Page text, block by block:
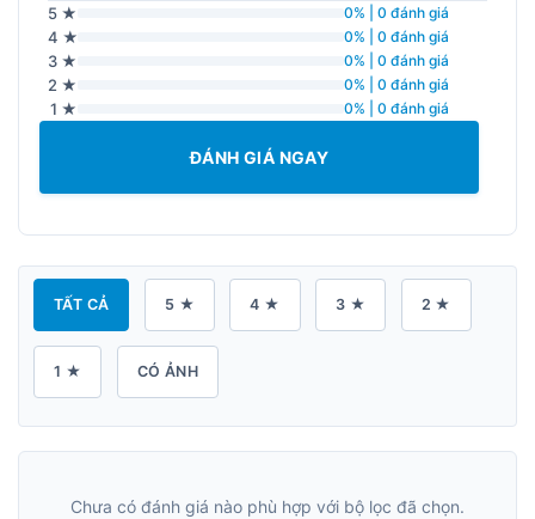
5 ★ 0% | 0 đánh giá
4 ★ 0% | 0 đánh giá
3 ★ 0% | 0 đánh giá
2 ★ 0% | 0 đánh giá
1 ★ 0% | 0 đánh giá
ĐÁNH GIÁ NGAY
TẤT CẢ 5 ★ 4 ★ 3 ★ 2 ★
1 ★ CÓ ẢNH
Chưa có đánh giá nào phù hợp với bộ lọc đã chọn.